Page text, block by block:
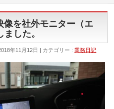
像を社外モニター（エ
した。
年11月12日 カテゴリー :業務日記